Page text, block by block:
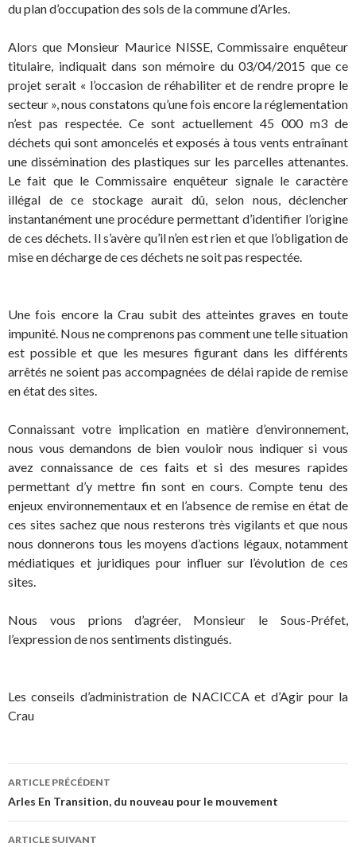
du plan d’occupation des sols de la commune d’Arles.
Alors que Monsieur Maurice NISSE, Commissaire enquêteur
titulaire, indiquait dans son mémoire du 03/04/2015 que ce
projet serait « l’occasion de réhabiliter et de rendre propre le
secteur », nous constatons qu’une fois encore la réglementation
n’est pas respectée. Ce sont actuellement 45 000 m3 de
déchets qui sont amoncelés et exposés à tous vents entraînant
une dissémination des plastiques sur les parcelles attenantes.
Le fait que le Commissaire enquêteur signale le caractère
illégal de ce stockage aurait dû, selon nous, déclencher
instantanément une procédure permettant d’identifier l’origine
de ces déchets. Il s’avère qu’il n’en est rien et que l’obligation de
mise en décharge de ces déchets ne soit pas respectée.
Une fois encore la Crau subit des atteintes graves en toute
impunité. Nous ne comprenons pas comment une telle situation
est possible et que les mesures figurant dans les différents
arrêtés ne soient pas accompagnées de délai rapide de remise
en état des sites.
Connaissant votre implication en matière d’environnement,
nous vous demandons de bien vouloir nous indiquer si vous
avez connaissance de ces faits et si des mesures rapides
permettant d’y mettre fin sont en cours. Compte tenu des
enjeux environnementaux et en l’absence de remise en état de
ces sites sachez que nous resterons très vigilants et que nous
nous donnerons tous les moyens d’actions légaux, notamment
médiatiques et juridiques pour influer sur l’évolution de ces
sites.
Nous vous prions d’agréer, Monsieur le Sous-Préfet,
l’expression de nos sentiments distingués.
Les conseils d’administration de NACICCA et d’Agir pour la
Crau
Navigation
des
articles
ARTICLE PRÉCÉDENT
Arles En Transition, du nouveau pour le mouvement
ARTICLE SUIVANT